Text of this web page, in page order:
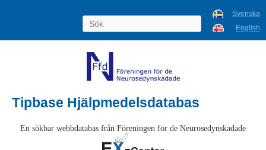
Svenska
English
Tipbase Hjälpmedelsdatabas
En sökbar webbdatabas från Föreningen för de Neurosedynskadade